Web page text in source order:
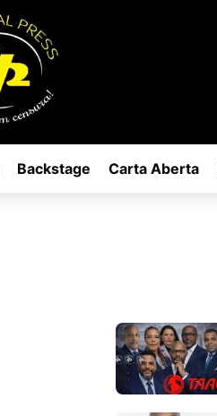
Backstage Carta Aberta